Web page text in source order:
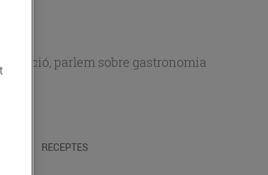
parlem sobre gastronomia
RECEPTES